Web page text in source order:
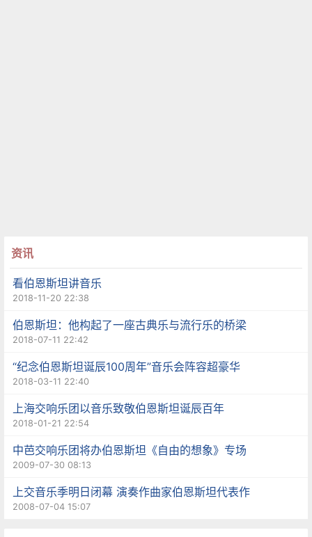
资讯
看伯恩斯坦讲音乐
2018-11-20 22:38
伯恩斯坦：他构起了一座古典乐与流行乐的桥梁
2018-07-11 22:42
“纪念伯恩斯坦诞辰100周年”音乐会阵容超豪华
2018-03-11 22:40
上海交响乐团以音乐致敬伯恩斯坦诞辰百年
2018-01-21 22:54
中芭交响乐团将办伯恩斯坦《自由的想象》专场
2009-07-30 08:13
上交音乐季明日闭幕 演奏作曲家伯恩斯坦代表作
2008-07-04 15:07